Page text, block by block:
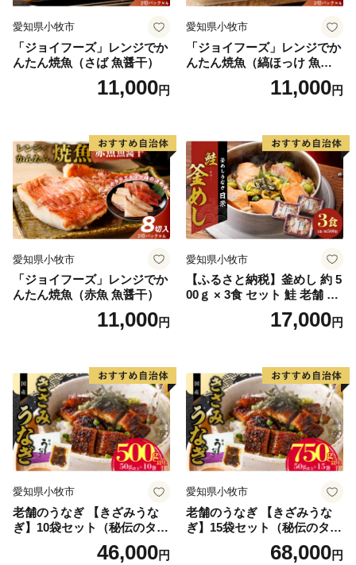
愛知県小牧市
「ジョイフーズ」レンジでか
んたん焼魚（さば 魚醤干）
11,000円
愛知県小牧市
「ジョイフーズ」レンジでか
んたん焼魚（縞ほっけ 魚醤
11,000円
愛知県小牧市
「ジョイフーズ」レンジでか
んたん焼魚（赤魚 魚醤干）
11,000円
愛知県小牧市
【ふるさと納税】釜めし 約 5
00ｇ × 3食 セット 鮭 老舗 急
速冷凍 レンチン 時短 簡単調
理 食品 加工品 海鮮 手作り
り寄せグルメ 愛知県 小牧市
送料無料
17,000円
愛知県小牧市
老舗のうなぎ 【きざみうな
ぎ】10袋セット（秘伝のタレ
46,000円
愛知県小牧市
老舗のうなぎ 【きざみうな
ぎ】15袋セット（秘伝のタレ
68,000円